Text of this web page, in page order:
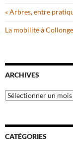
« Arbres, entre
La mobilité à
ARCHIVES
Archives
CATÉGORIES